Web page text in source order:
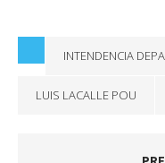
INTENDENCIA
LUIS LACALLE POU